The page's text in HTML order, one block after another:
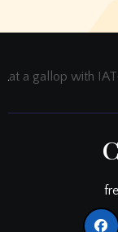
at a gallop with